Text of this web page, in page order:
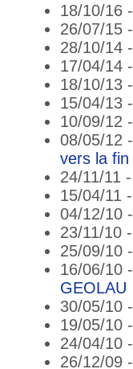
18/10/16 -
26/07/15 -
28/10/14 -
17/04/14 -
18/10/13 -
15/04/13 -
10/09/12 -
08/05/12 -
vers la fin
24/11/11 -
15/04/11 -
04/12/10 -
23/11/10 -
25/09/10 -
16/06/10 -
GEOLAU
30/05/10 -
19/05/10 -
24/04/10 -
26/12/09 -